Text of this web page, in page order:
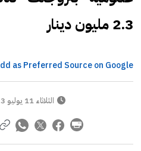
2.3 مليون دينار
as Preferred Source on Google
الثلاثاء 11 يوليو 2023